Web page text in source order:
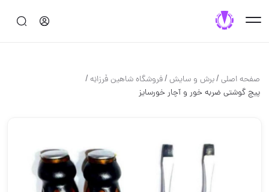
صفحه اصلی/برش و سايش/فروشگاه شاهین فَرزانِه/
پیچ گوشتی ضربه خور و آچار خور️سایز